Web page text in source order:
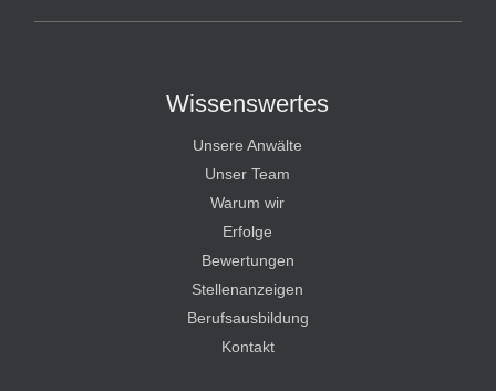
Wissenswertes
Unsere Anwälte
Unser Team
Warum wir
Erfolge
Bewertungen
Stellenanzeigen
Berufsausbildung
Kontakt